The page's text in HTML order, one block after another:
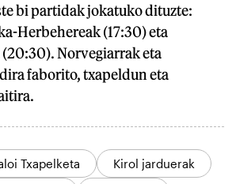
bi partidak jokatuko dituzte:
Herbehereak (17:30) eta
Norvegiarrak eta
faborito, txapeldun eta
Txapelketa
Kirol jarduerak